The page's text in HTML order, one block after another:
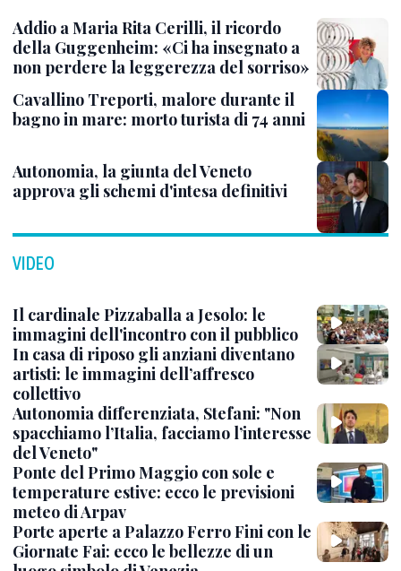
Addio a Maria Rita Cerilli, il ricordo
della Guggenheim: «Ci ha insegnato a
non perdere la leggerezza del sorriso»
Cavallino Treporti, malore durante il
bagno in mare: morto turista di 74 anni
Autonomia, la giunta del Veneto
approva gli schemi d'intesa definitivi
VIDEO
Il cardinale Pizzaballa a Jesolo: le
immagini dell'incontro con il pubblico
In casa di riposo gli anziani diventano
artisti: le immagini dell’affresco
collettivo
Autonomia differenziata, Stefani: "Non
spacchiamo l’Italia, facciamo l’interesse
del Veneto"
Ponte del Primo Maggio con sole e
temperature estive: ecco le previsioni
meteo di Arpav
Porte aperte a Palazzo Ferro Fini con le
Giornate Fai: ecco le bellezze di un